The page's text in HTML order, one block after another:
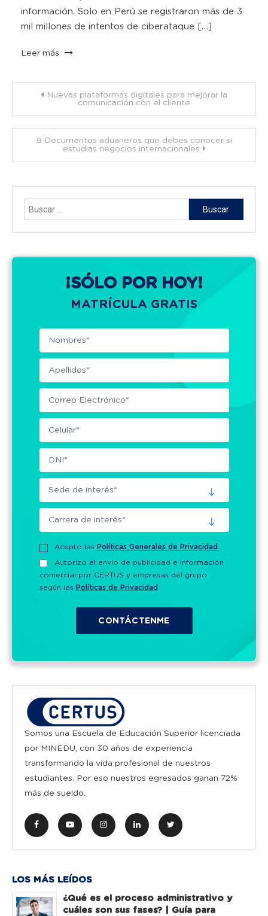
información. Solo en Perú se registraron más de 3
mil millones de intentos de ciberataque […]
Leer más
Navegación
de
entradas
Nuevas plataformas digitales para mejorar la
comunicación con el cliente
9 Documentos aduaneros que debes conocer si
estudias negocios internacionales
Buscar:
¡SÓLO POR HOY!
MATRÍCULA GRATIS
Acepto las Políticas Generales de Privacidad
Autorizo el envío de publicidad e información
comercial por CERTUS y empresas del grupo
según las Políticas de Privacidad
Somos una Escuela de Educación Superior licenciada
por MINEDU, con 30 años de experiencia
transformando la vida profesional de nuestros
estudiantes. Por eso nuestros egresados ganan 72%
más de sueldo.
LOS MÁS LEÍDOS
¿Qué es el proceso administrativo y
cuáles son sus fases? | Guía para